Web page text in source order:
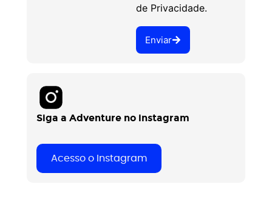
de Privacidade.
Enviar
Siga a Adventure no instagram
Acesso o Instagram